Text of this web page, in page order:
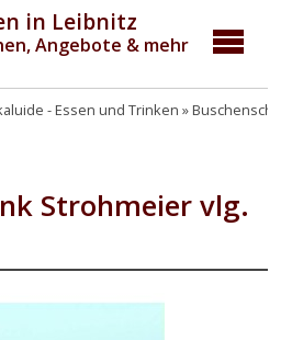
in Leibnitz
Angebote & mehr
- Essen und Trinken
Strohmeier vlg.